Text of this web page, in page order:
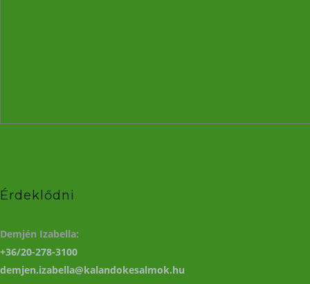
Érdeklődni
Demjén Izabella:
+36/20-278-3100
demjen.izabella@kalandokesalmok.hu